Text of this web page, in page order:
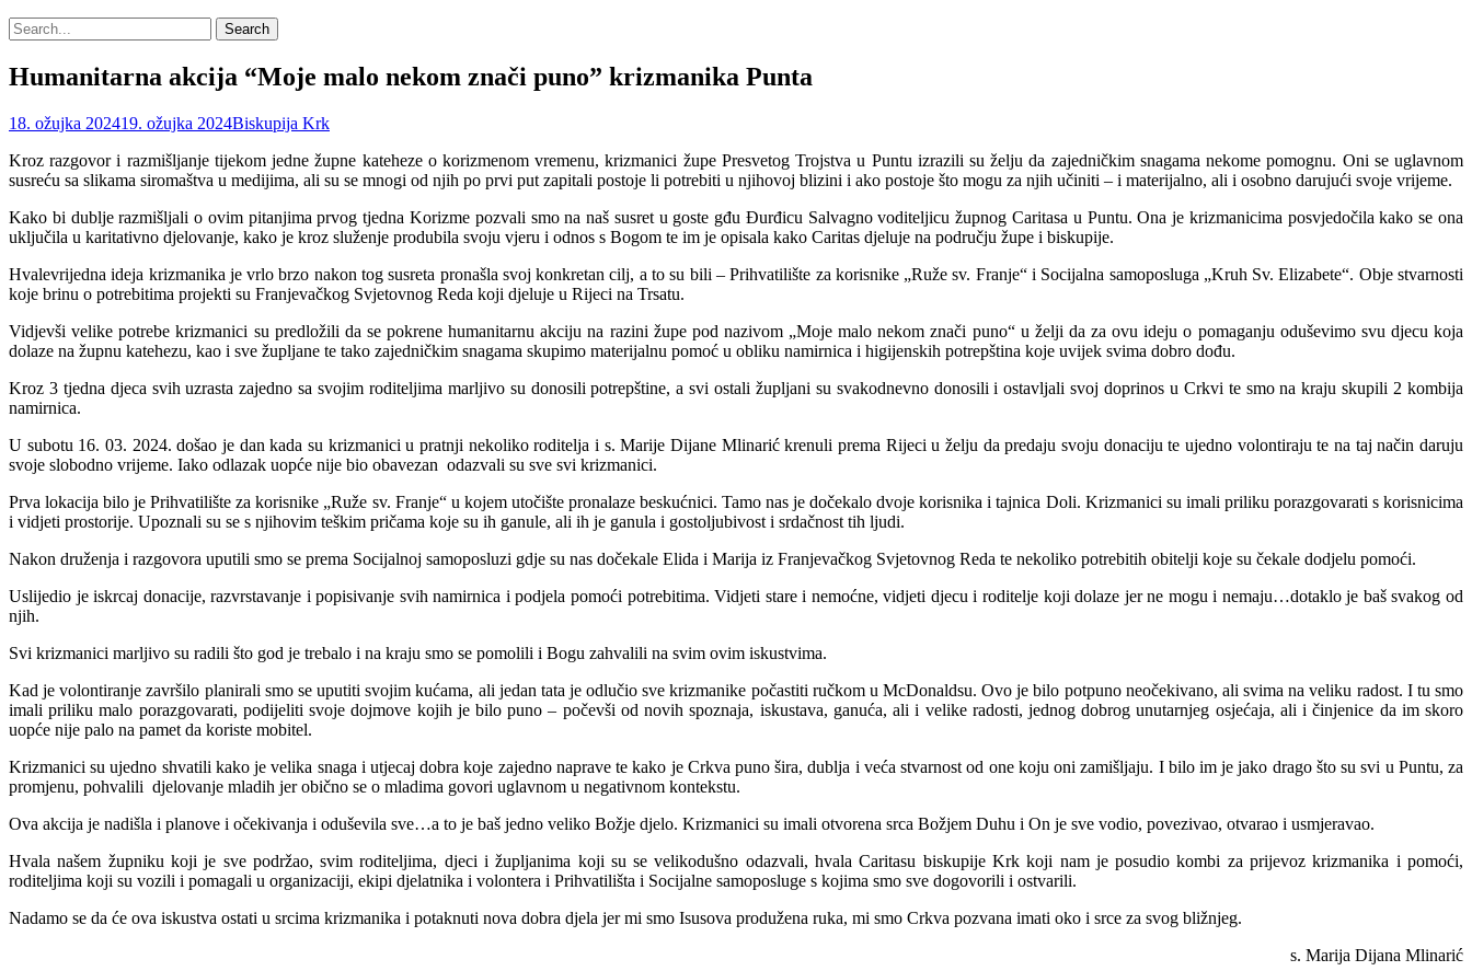
Search
Search
for:
Humanitarna akcija “Moje malo nekom znači puno” krizmanika Punta
Posted
18. ožujka 202419. ožujka 2024Author
Biskupija Krk
Kroz razgovor i razmišljanje tijekom jedne župne kateheze o korizmenom vremenu, krizmanici župe Presvetog Trojstva u Puntu izrazili su želju da zajedničkim snagama nekome pomognu. Oni se uglavnom
susreću sa slikama siromaštva u medijima, ali su se mnogi od njih po prvi put zapitali postoje li potrebiti u njihovoj blizini i ako postoje što mogu za njih učiniti – i materijalno, ali i osobno darujući svoje vrijeme.
Kako bi dublje razmišljali o ovim pitanjima prvog tjedna Korizme pozvali smo na naš susret u goste gđu Đurđicu Salvagno voditeljicu župnog Caritasa u Puntu. Ona je krizmanicima posvjedočila kako se ona
uključila u karitativno djelovanje, kako je kroz služenje produbila svoju vjeru i odnos s Bogom te im je opisala kako Caritas djeluje na području župe i biskupije.
Hvalevrijedna ideja krizmanika je vrlo brzo nakon tog susreta pronašla svoj konkretan cilj, a to su bili – Prihvatilište za korisnike „Ruže sv. Franje“ i Socijalna samoposluga „Kruh Sv. Elizabete“. Obje stvarnosti
koje brinu o potrebitima projekti su Franjevačkog Svjetovnog Reda koji djeluje u Rijeci na Trsatu.
Vidjevši velike potrebe krizmanici su predložili da se pokrene humanitarnu akciju na razini župe pod nazivom „Moje malo nekom znači puno“ u želji da za ovu ideju o pomaganju oduševimo svu djecu koja
dolaze na župnu katehezu, kao i sve župljane te tako zajedničkim snagama skupimo materijalnu pomoć u obliku namirnica i higijenskih potrepština koje uvijek svima dobro dođu.
Kroz 3 tjedna djeca svih uzrasta zajedno sa svojim roditeljima marljivo su donosili potrepštine, a svi ostali župljani su svakodnevno donosili i ostavljali svoj doprinos u Crkvi te smo na kraju skupili 2 kombija
namirnica.
U subotu 16. 03. 2024. došao je dan kada su krizmanici u pratnji nekoliko roditelja i s. Marije Dijane Mlinarić krenuli prema Rijeci u želju da predaju svoju donaciju te ujedno volontiraju te na taj način daruju
svoje slobodno vrijeme. Iako odlazak uopće nije bio obavezan odazvali su sve svi krizmanici.
Prva lokacija bilo je Prihvatilište za korisnike „Ruže sv. Franje“ u kojem utočište pronalaze beskućnici. Tamo nas je dočekalo dvoje korisnika i tajnica Doli. Krizmanici su imali priliku porazgovarati s korisnicima
i vidjeti prostorije. Upoznali su se s njihovim teškim pričama koje su ih ganule, ali ih je ganula i gostoljubivost i srdačnost tih ljudi.
Nakon druženja i razgovora uputili smo se prema Socijalnoj samoposluzi gdje su nas dočekale Elida i Marija iz Franjevačkog Svjetovnog Reda te nekoliko potrebitih obitelji koje su čekale dodjelu pomoći.
Uslijedio je iskrcaj donacije, razvrstavanje i popisivanje svih namirnica i podjela pomoći potrebitima. Vidjeti stare i nemoćne, vidjeti djecu i roditelje koji dolaze jer ne mogu i nemaju…dotaklo je baš svakog od
njih.
Svi krizmanici marljivo su radili što god je trebalo i na kraju smo se pomolili i Bogu zahvalili na svim ovim iskustvima.
Kad je volontiranje završilo planirali smo se uputiti svojim kućama, ali jedan tata je odlučio sve krizmanike počastiti ručkom u McDonaldsu. Ovo je bilo potpuno neočekivano, ali svima na veliku radost. I tu smo
imali priliku malo porazgovarati, podijeliti svoje dojmove kojih je bilo puno – počevši od novih spoznaja, iskustava, ganuća, ali i velike radosti, jednog dobrog unutarnjeg osjećaja, ali i činjenice da im skoro
uopće nije palo na pamet da koriste mobitel.
Krizmanici su ujedno shvatili kako je velika snaga i utjecaj dobra koje zajedno naprave te kako je Crkva puno šira, dublja i veća stvarnost od one koju oni zamišljaju. I bilo im je jako drago što su svi u Puntu, za
promjenu, pohvalili djelovanje mladih jer obično se o mladima govori uglavnom u negativnom kontekstu.
Ova akcija je nadišla i planove i očekivanja i oduševila sve…a to je baš jedno veliko Božje djelo. Krizmanici su imali otvorena srca Božjem Duhu i On je sve vodio, povezivao, otvarao i usmjeravao.
Hvala našem župniku koji je sve podržao, svim roditeljima, djeci i župljanima koji su se velikodušno odazvali, hvala Caritasu biskupije Krk koji nam je posudio kombi za prijevoz krizmanika i pomoći,
roditeljima koji su vozili i pomagali u organizaciji, ekipi djelatnika i volontera i Prihvatilišta i Socijalne samoposluge s kojima smo sve dogovorili i ostvarili.
Nadamo se da će ova iskustva ostati u srcima krizmanika i potaknuti nova dobra djela jer mi smo Isusova produžena ruka, mi smo Crkva pozvana imati oko i srce za svog bližnjeg.
s. Marija Dijana Mlinarić